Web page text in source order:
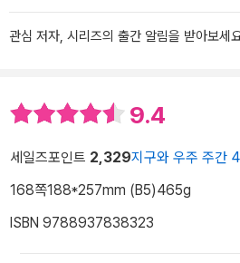
관심 저자, 시리즈의 출간 알림을 받아보세
9.4
세일즈포인트 2,329지구와 우주 주간
168쪽188*257mm (B5)465g
ISBN 9788937838323